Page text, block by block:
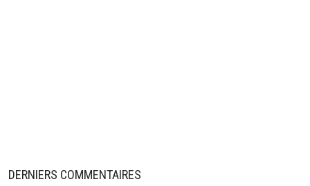
DERNIERS COMMENTAIRES